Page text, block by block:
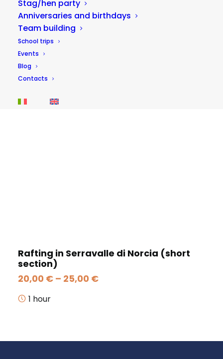
Stag/hen party
Anniversaries and birthdays
Team building
School trips
Events
Blog
Contacts
Rafting in Serravalle di Norcia (long
section)
25,00
3 hours
Rafting in Serravalle di Norcia (short
section)
20,00 € – 25,00 €Price
1 hour